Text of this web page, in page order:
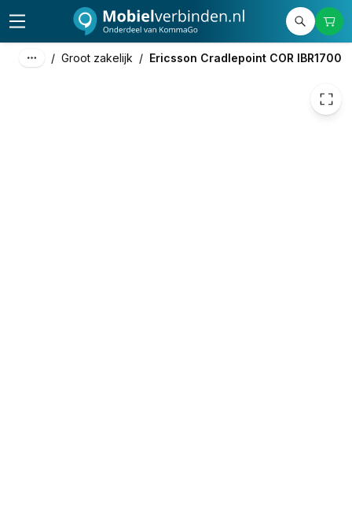
/ Groot zakelijk / Ericsson Cradlepoint COR IBR1700